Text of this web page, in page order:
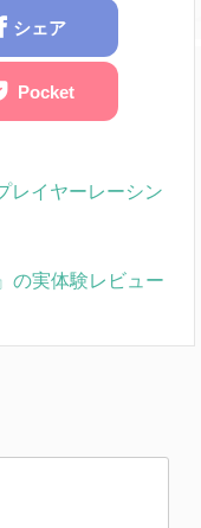
シェア
Pocket
レイヤーレーシン
の実体験レビュー